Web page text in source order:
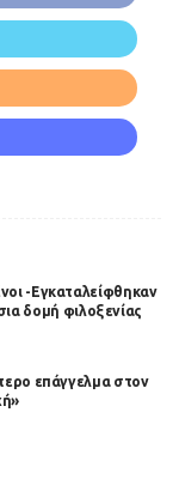
-Εγκαταλείφθηκαν
δομή φιλοξενίας
επάγγελμα στον